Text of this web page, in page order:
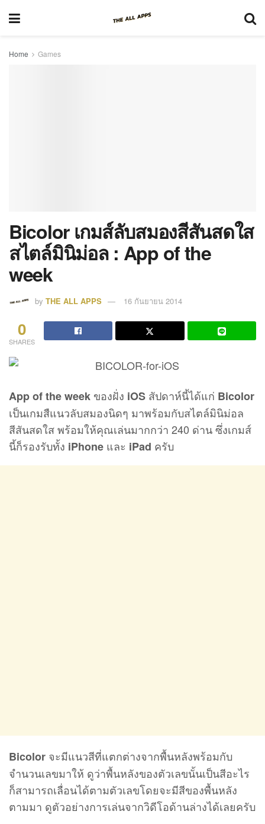
Home Games
Bicolor เกมส์ลับสมองสีสันสดใส
สไตล์มินิม่อล : App of the
week
by THE ALL APPS 16 กันยายน 2014
0
SHARES
App of the week ของฝั่ง iOS สัปดาห์นี้ได้แก่ Bicolor
เป็นเกมสืแนวลับสมองนิดๆ มาพร้อมกับสไตล์มินิม่อล
สีสันสดใส พร้อมให้คุณเล่นมากกว่า 240 ด่าน ซึ่งเกมส์
นี้ก็รองรับทั้ง iPhone และ iPad ครับ
Bicolor จะมีแนวสีที่แตกต่างจากพื้นหลังพร้อมกับ
จำนวนเลขมาให้ ดูว่าพื้นหลังของตัวเลขนั้นเป็นสีอะไร
ก็สามารถเลื่อนได้ตามตัวเลขโดยจะมีสีของพื้นหลัง
ตามมา ดูตัวอย่างการเล่นจากวิดีโอด้านล่างได้เลยครับ